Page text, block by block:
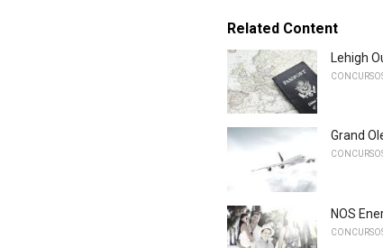
Related Content
Lehigh
Grand
NOS